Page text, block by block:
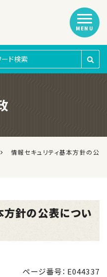
MENU
情報セキュリティ基本方針の公
方針の公表につい
ページ番号：E044337